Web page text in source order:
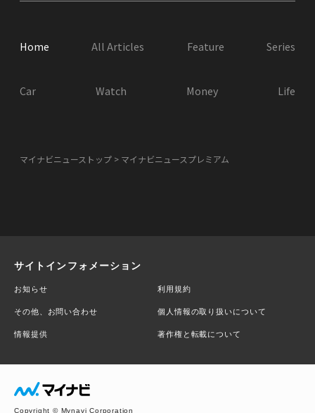
Home All Articles Feature Series
Car Watch Money Life
マイナビニューストップ マイナビニュースプレミアム
サイトインフォメーション
お知らせ 利用規約
その他、お問い合わせ 個人情報の取り扱いについて
情報提供 著作権と転載について
Copyright © Mynavi Corporation